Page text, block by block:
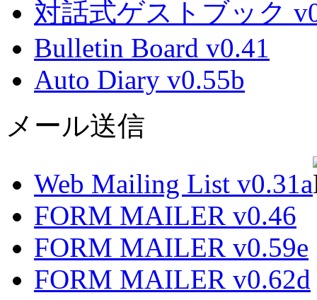
対話式ゲストブック
Bulletin Board v0.41
Auto Diary v0.55b
メール送信
Web Mailing List v0.31a
FORM MAILER v0.46
FORM MAILER v0.59e
FORM MAILER v0.62d